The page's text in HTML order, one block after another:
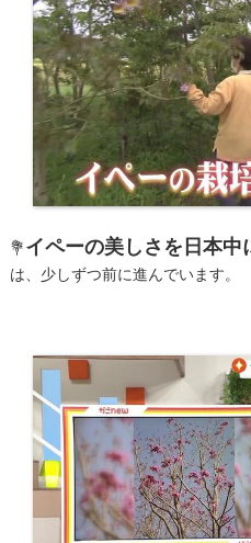
💐イペーの美しさを日本中
は、少しずつ前に進んでいます。